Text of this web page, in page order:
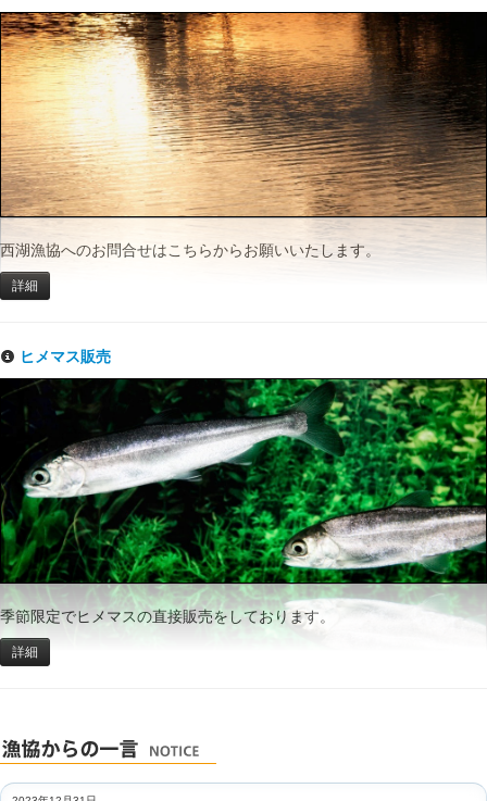
西湖漁協へのお問合せはこちらからお願いいたします。
詳細
ヒメマス販売
季節限定でヒメマスの直接販売をしております。
詳細